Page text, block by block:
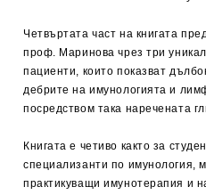
Четвъртата част на книгата
проф. Маринова чрез три
пациенти, които показват
дебрите на имунологията и
посредством така наречената
Книгата е четиво както за
специализанти по имунология,
практикуващи имунотерапия и